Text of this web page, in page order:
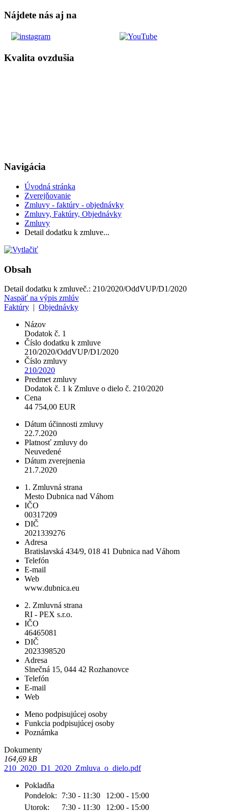
Nájdete nás aj na
Kvalita ovzdušia
Navigácia
Úvodná stránka
Zverejňovanie
Zmluvy - faktúry - objednávky
Zmluvy, Faktúry, Objednávky
Zmluvy
Detail dodatku k zmluve...
Obsah
Detail dodatku k zmluveč.: 210/2020/OddVUP/D1/2020
Naspäť na výpis zmlúv
Faktúry | Objednávky
Názov
Dodatok č. 1
Číslo dodatku k zmluve
210/2020/OddVUP/D1/2020
Číslo zmluvy
210/2020
Predmet zmluvy
Dodatok č. 1 k Zmluve o dielo č. 210/2020
Cena
44 754,00 EUR
Dátum účinnosti zmluvy
22.7.2020
Platnosť zmluvy do
Neuvedené
Dátum zverejnenia
21.7.2020
1. Zmluvná strana
Mesto Dubnica nad Váhom
IČO
00317209
DIČ
2021339276
Adresa
Bratislavská 434/9, 018 41 Dubnica nad Váhom
Telefón
E-mail
Web
www.dubnica.eu
2. Zmluvná strana
RI - PEX s.r.o.
IČO
46465081
DIČ
2023398520
Adresa
Slnečná 15, 044 42 Rozhanovce
Telefón
E-mail
Web
Meno podpisujúcej osoby
Funkcia podpisujúcej osoby
Poznámka
Dokumenty
164,69 kB
210_2020_D1_2020_Zmluva_o_dielo.pdf
Pokladňa
Pondelok:
7:30 - 11:30
12:00 - 15:00
Utorok:
7:30 - 11:30 12:00 - 15:00